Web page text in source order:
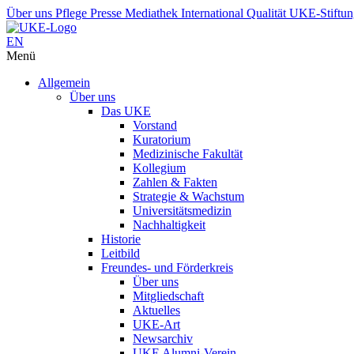
Über uns Pflege Presse Mediathek International Qualität UKE-
EN
Menü
Allgemein
Über uns
Das UKE
Vorstand
Kuratorium
Medizinische Fakultät
Kollegium
Zahlen & Fakten
Strategie & Wachstum
Universitätsmedizin
Nachhaltigkeit
Historie
Leitbild
Freundes- und Förderkreis
Über uns
Mitgliedschaft
Aktuelles
UKE-Art
Newsarchiv